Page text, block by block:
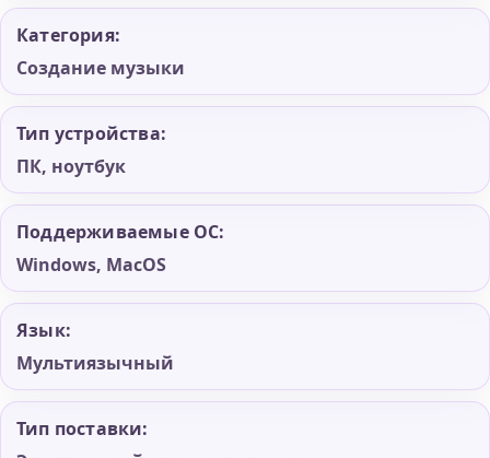
Категория:
Создание музыки
Тип устройства:
ПК, ноутбук
Поддерживаемые ОС:
Windows, MacOS
Язык:
Мультиязычный
Тип поставки: